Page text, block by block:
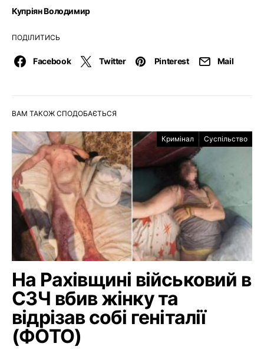
Купріян Володимир
ПОДІЛИТИСЬ
Facebook Twitter Pinterest Mail
ВАМ ТАКОЖ СПОДОБАЄТЬСЯ
Кримінал Суспільство
На Рахівщині військовий в
СЗЧ вбив жінку та
відрізав собі геніталії
(ФОТО)